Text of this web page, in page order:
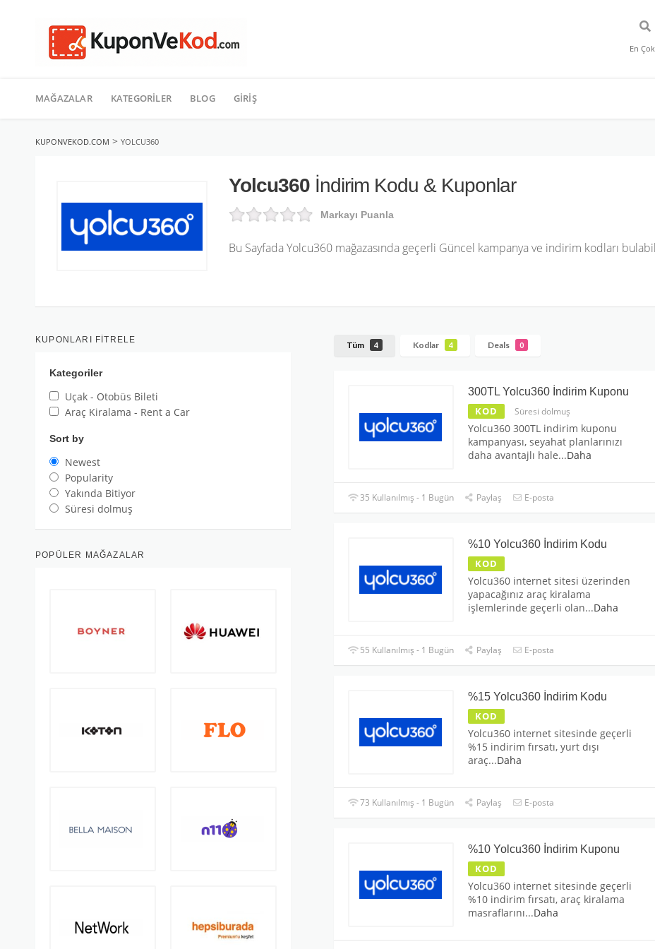
En
geç
MAĞAZALAR KATEGORILER BLOG GIRIŞ
KUPONVEKOD.COM > YOLCU360
Yolcu360 İndirim Kodu & Kuponlar
Markayı Puanla
Bu Sayfada Yolcu360 mağazasında geçerli Güncel kampanya ve indirim kodları
Tüm 4 Kodlar 4 Deals 0
300TL Yolcu360 İndirim Kuponu
KOD Süresi dolmuş
Yolcu360 300TL indirim kuponu
kampanyası, seyahat planlarınızı
daha avantajlı hale...Daha
35 Kullanılmış - 1 Bugün Paylaş E-posta
%10 Yolcu360 İndirim Kodu
KOD
Yolcu360 internet sitesi üzerinden
yapacağınız araç kiralama
işlemlerinde geçerli olan...Daha
55 Kullanılmış - 1 Bugün Paylaş E-posta
%15 Yolcu360 İndirim Kodu
KOD
Yolcu360 internet sitesinde geçerli
%15 indirim fırsatı, yurt dışı
araç...Daha
73 Kullanılmış - 1 Bugün Paylaş E-posta
%10 Yolcu360 İndirim Kuponu
KOD
Yolcu360 internet sitesinde geçerli
%10 indirim fırsatı, araç kiralama
masraflarını...Daha
KUPONLARI FITRELE
Kategoriler
Uçak - Otobüs Bileti
Araç Kiralama - Rent a Car
Sort by
Newest
Popularity
Yakında Bitiyor
Süresi dolmuş
POPÜLER MAĞAZALAR